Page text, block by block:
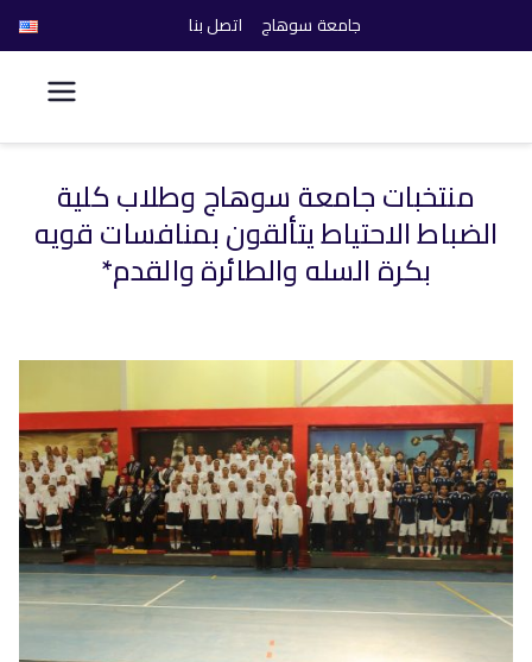
جامعة سوهاج اتصل بنا
كلية الحاسبات والذكاء
الاصطناعي
منتخبات جامعة سوهاج وطلاب كلية
الضباط الاحتياط يتألقون بمنافسات قويه
بكرة السله والطائرة والقدم*